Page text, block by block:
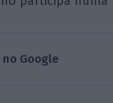
Google